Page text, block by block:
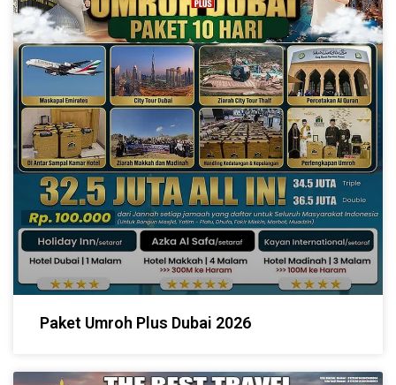
Paket Umroh Plus Dubai 2026